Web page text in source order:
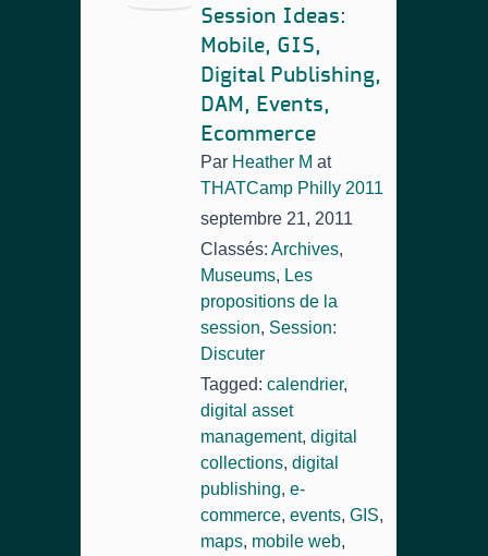
Session Ideas:
Mobile, GIS,
Digital Publishing,
DAM, Events,
Ecommerce
Par Heather M at
THATCamp Philly 2011
septembre 21, 2011
Classés: Archives,
Museums, Les
propositions de la
session, Session:
Discuter
Tagged: calendrier,
digital asset
management, digital
collections, digital
publishing, e-
commerce, events, GIS,
maps, mobile web,